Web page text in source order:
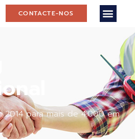
CONTACTE-NOS
2014 para mais de 4.000 em